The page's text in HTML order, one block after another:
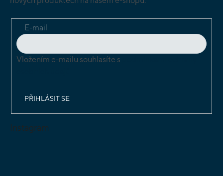
E-mail
Vložením e-mailu souhlasíte s
PŘIHLÁSIT SE
Instagram